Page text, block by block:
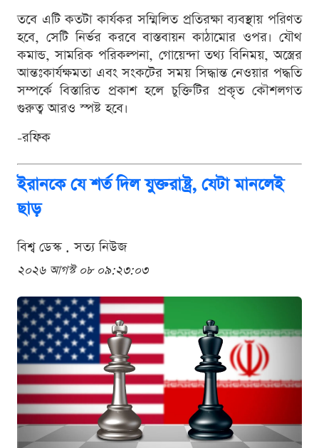
তবে এটি কতটা কার্যকর সম্মিলিত প্রতিরক্ষা ব্যবস্থায় পরিণত
হবে, সেটি নির্ভর করবে বাস্তবায়ন কাঠামোর ওপর। যৌথ
কমান্ড, সামরিক পরিকল্পনা, গোয়েন্দা তথ্য বিনিময়, অস্ত্রের
আন্তঃকার্যক্ষমতা এবং সংকটের সময় সিদ্ধান্ত নেওয়ার পদ্ধতি
সম্পর্কে বিস্তারিত প্রকাশ হলে চুক্তিটির প্রকৃত কৌশলগত
গুরুত্ব আরও স্পষ্ট হবে।
-রফিক
ইরানকে যে শর্ত দিল যুক্তরাষ্ট্র, যেটা মানলেই
ছাড়
বিশ্ব ডেস্ক . সত্য নিউজ
২০২৬ আগস্ট ০৮ ০৯:২৩:০৩